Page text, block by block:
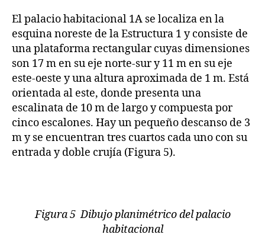
El palacio habitacional 1A se localiza en la
esquina noreste de la Estructura 1 y consiste de
una plataforma rectangular cuyas dimensiones
son 17 m en su eje norte-sur y 11 m en su eje
este-oeste y una altura aproximada de 1 m. Está
orientada al este, donde presenta una
escalinata de 10 m de largo y compuesta por
cinco escalones. Hay un pequeño descanso de 3
m y se encuentran tres cuartos cada uno con su
entrada y doble crujía (Figura 5).
Figura 5 Dibujo planimétrico del palacio
habitacional